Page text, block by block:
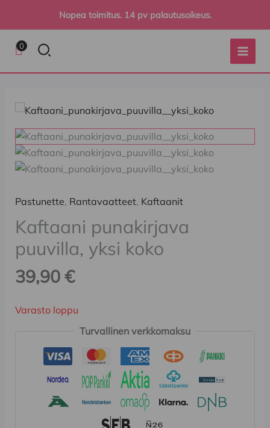
Nopea toimitus. 14 pv palautusoikeus.
0 Hae
Pastunette, Rantavaatteet, Kaftaanit
Kaftaani punakirjava
puuvilla, yksi koko
39,90€
Varasto loppu
Turvallinen verkkomaksu